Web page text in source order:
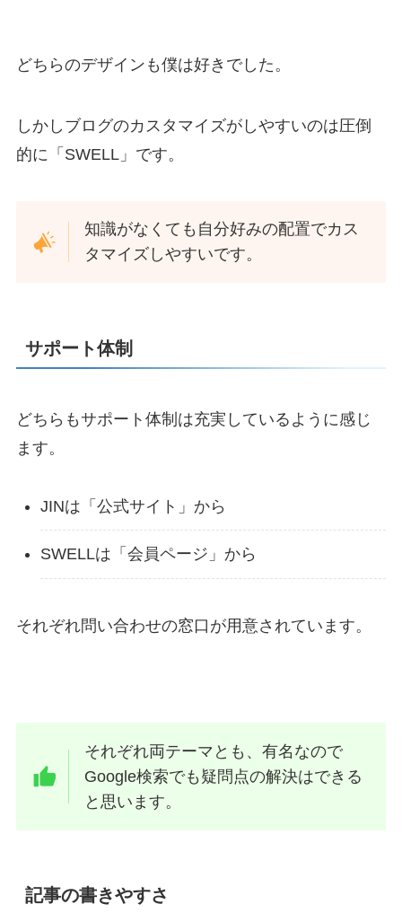
どちらのデザインも僕は好きでした。
しかしブログのカスタマイズがしやすいのは圧倒
的に「SWELL」です。
知識がなくても自分好みの配置でカス
タマイズしやすいです。
サポート体制
どちらもサポート体制は充実しているように感じ
ます。
JINは「公式サイト」から
SWELLは「会員ページ」から
それぞれ問い合わせの窓口が用意されています。
それぞれ両テーマとも、有名なので
Google検索でも疑問点の解決はできる
と思います。
記事の書きやすさ